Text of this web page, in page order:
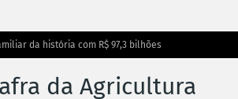
da história com R$ 97,3 bilhões
da Agricultura